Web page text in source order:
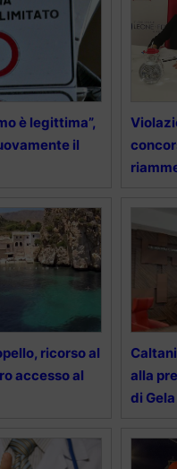
è legittima”,
il
ricorso al
accesso al
alla
di Gela